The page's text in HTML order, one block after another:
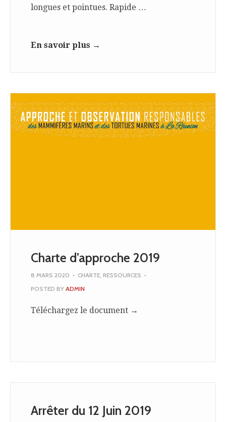
longues et pointues. Rapide …
En savoir plus →
Charte d’approche 2019
8 MARS 2020 - CHARTE RESSOURCES -
POSTED BY ADMIN
Téléchargez le document →
Arrêter du 12 Juin 2019